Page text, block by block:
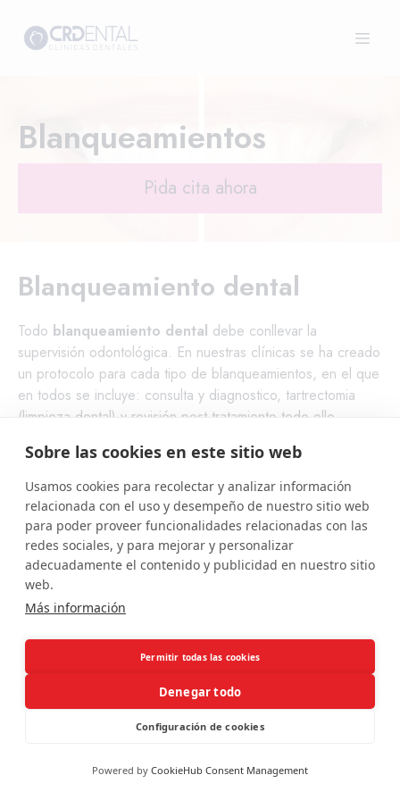
Blanqueamientos
Pida cita ahora
Blanqueamiento dental
Todo blanqueamiento dental debe conllevar la
supervisión odontológica. En nuestras clínicas se ha creado
un protocolo para cada tipo de blanqueamientos, en el que
en todos se incluye: consulta y diagnostico, tartrectomia
(limpieza dental) y revisión post-tratamiento todo ello
Elige entre los4 tipos de blanqueamientosque
disponemos:
Blanqueamientos CRD Clínicas
Sobre las cookies en este sitio web
Usamos cookies para recolectar y analizar información
relacionada con el uso y desempeño de nuestro sitio web
para poder proveer funcionalidades relacionadas con las
redes sociales, y para mejorar y personalizar
adecuadamente el contenido y publicidad en nuestro sitio
web.
Más información
Permitir todas las cookies
Denegar todo
Configuración de cookies
Powered by CookieHub Consent Management